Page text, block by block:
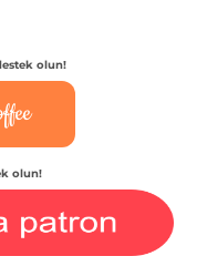
olun!
olun!